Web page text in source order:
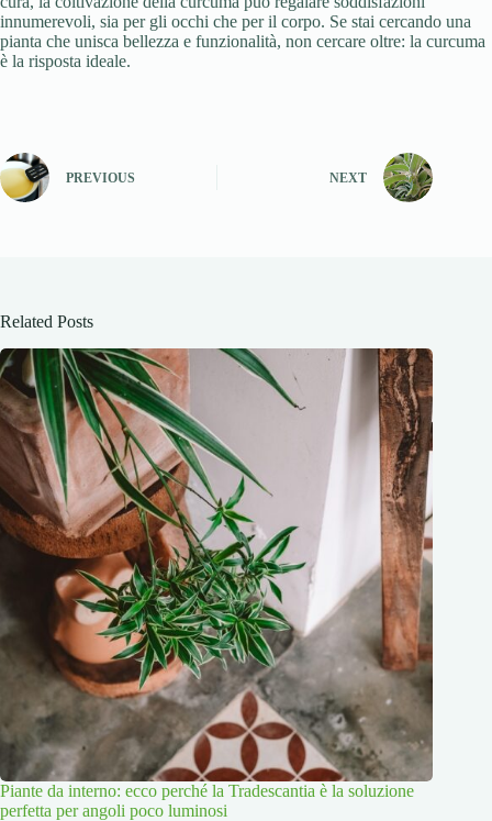
innumerevoli, sia per gli occhi che per il corpo. Se stai cercando una
pianta che unisca bellezza e funzionalità, non cercare oltre: la curcuma
è la risposta ideale.
PREVIOUS NEXT
Related Posts
Piante da interno: ecco perché la Tradescantia è la soluzione
perfetta per angoli poco luminosi